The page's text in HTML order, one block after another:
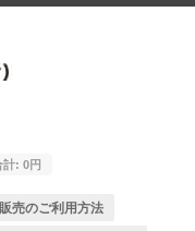
計: 0円
売のご利用方法